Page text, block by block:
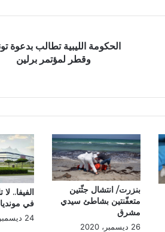
الحكومة الليبية تطالب بدعوة
وقطر لمؤتمر برلين
بنزرت/ انتشال جثّتين
متعفّنتين بشاطئ سيدي
مشرق
26 ديسمبر، 2020
الفيفا..
في
24 ديسمبر، 2022